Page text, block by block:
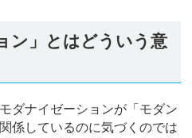
ン」とはどういう意
ダナイゼーションが「モダン
係しているのに気づくのでは